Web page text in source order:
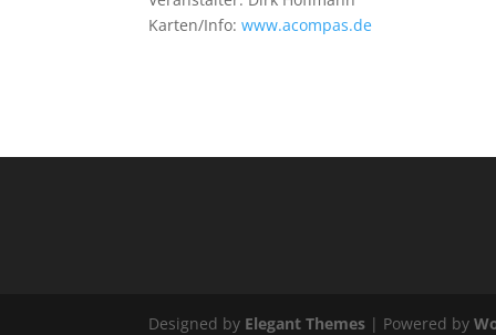
Karten/Info:www.acompas.de
Designed by Elegant Themes | Powered by